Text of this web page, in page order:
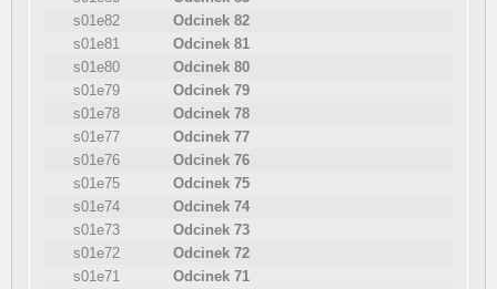
s01e82
Odcinek 82
s01e81
Odcinek 81
s01e80
Odcinek 80
s01e79
Odcinek 79
s01e78
Odcinek 78
s01e77
Odcinek 77
s01e76
Odcinek 76
s01e75
Odcinek 75
s01e74
Odcinek 74
s01e73
Odcinek 73
s01e72
Odcinek 72
s01e71
Odcinek 71